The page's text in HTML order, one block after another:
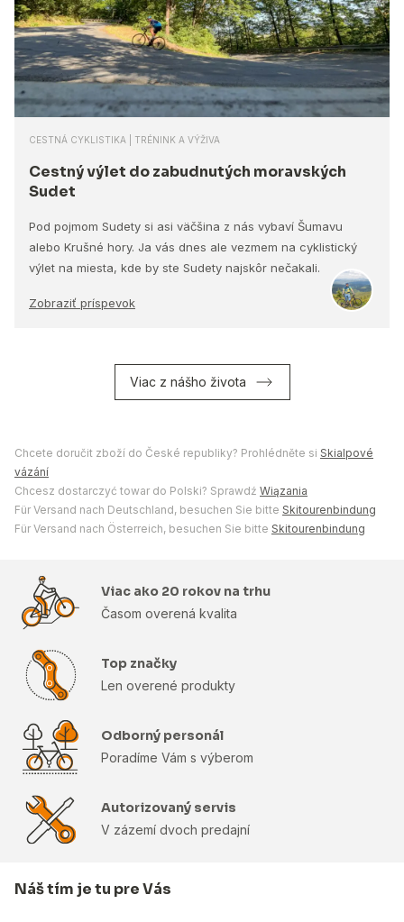
CESTNÁ CYKLISTIKA | TRÉNINK A VÝŽIVA
Cestný výlet do zabudnutých moravských
Sudet
Pod pojmom Sudety si asi väčšina z nás vybaví Šumavu
alebo Krušné hory. Ja vás dnes ale vezmem na cyklistický
výlet na miesta, kde by ste Sudety najskôr nečakali.
Zobraziť príspevok
Viac z nášho života
Chcete doručit zboží do České republiky? Prohlédněte si Skialpové
vázání
Chcesz dostarczyć towar do Polski? Sprawdź Wiązania
Für Versand nach Deutschland, besuchen Sie bitte Skitourenbindung
Für Versand nach Österreich, besuchen Sie bitte Skitourenbindung
Viac ako 20 rokov na trhu
Časom overená kvalita
Top značky
Len overené produkty
Odborný personál
Poradíme Vám s výberom
Autorizovaný servis
V zázemí dvoch predajní
Náš tím je tu pre Vás